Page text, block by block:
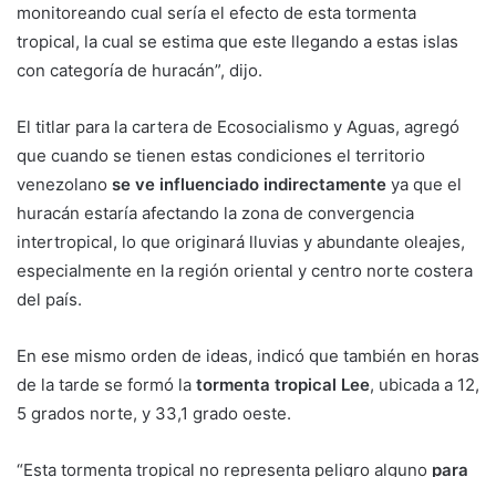
monitoreando cual sería el efecto de esta tormenta
tropical, la cual se estima que este llegando a estas islas
con categoría de huracán”, dijo.
El titlar para la cartera de Ecosocialismo y Aguas, agregó
que cuando se tienen estas condiciones el territorio
venezolano se ve influenciado indirectamente ya que el
huracán estaría afectando la zona de convergencia
intertropical, lo que originará lluvias y abundante oleajes,
especialmente en la región oriental y centro norte costera
del país.
En ese mismo orden de ideas, indicó que también en horas
de la tarde se formó la tormenta tropical Lee, ubicada a 12,
5 grados norte, y 33,1 grado oeste.
“Esta tormenta tropical no representa peligro alguno para